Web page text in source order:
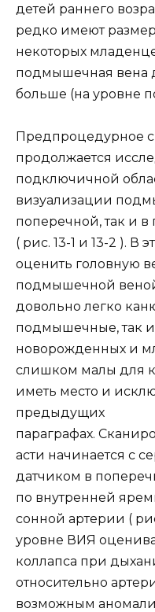
детей раннего
редко имеют
некоторых
подмышечная вена
больше (на уровне
Предпроцедурное
продолжается
подключичной
визуализации
поперечной, так и в
( рис. 13-1 и 13-2 ). В
оценить головную
подмышечной
довольно легко
подмышечные, так
новорожденных и
слишком малы для
иметь место и
предыдущих
параграфах.
асти начинается с
датчиком в
по внутренней
сонной артерии (
уровне ВИЯ
коллапса при
относительно
возможным